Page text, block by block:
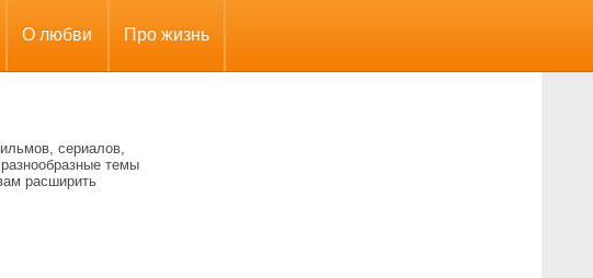
О любви Про жизнь
сериалов,
темы
расширить